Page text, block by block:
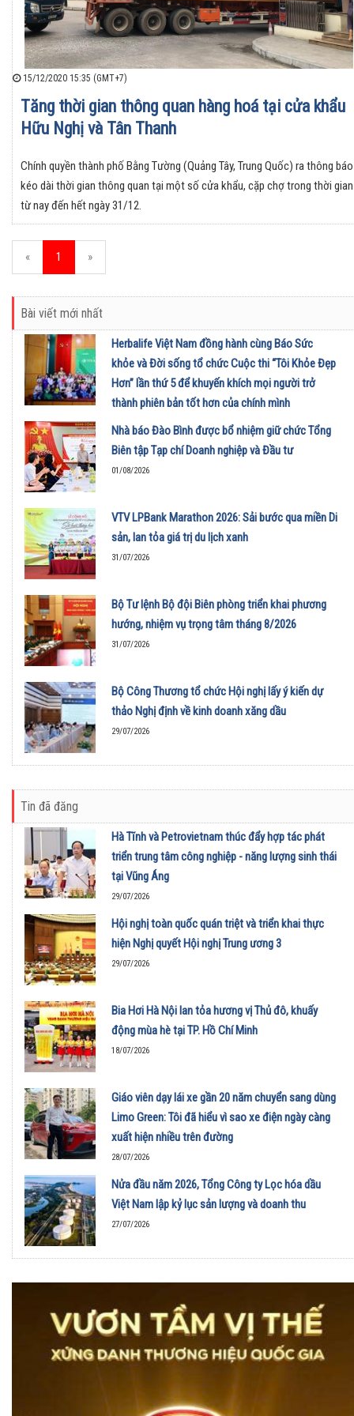
15/12/2020 15:35 (GMT+7)
Tăng thời gian thông quan hàng hoá tại cửa khẩu
Hữu Nghị và Tân Thanh
Chính quyền thành phố Bằng Tường (Quảng Tây, Trung Quốc) ra thông báo
kéo dài thời gian thông quan tại một số cửa khẩu, cặp chợ trong thời gian
từ nay đến hết ngày 31/12.
« 1 »
Bài viết mới nhất
Herbalife Việt Nam đồng hành cùng Báo Sức
khỏe và Đời sống tổ chức Cuộc thi “Tôi Khỏe Đẹp
Hơn” lần thứ 5 để khuyến khích mọi người trở
thành phiên bản tốt hơn của chính mình
01/08/2026
Nhà báo Đào Bình được bổ nhiệm giữ chức Tổng
Biên tập Tạp chí Doanh nghiệp và Đầu tư
01/08/2026
VTV LPBank Marathon 2026: Sải bước qua miền Di
sản, lan tỏa giá trị du lịch xanh
31/07/2026
Bộ Tư lệnh Bộ đội Biên phòng triển khai phương
hướng, nhiệm vụ trọng tâm tháng 8/2026
31/07/2026
Bộ Công Thương tổ chức Hội nghị lấy ý kiến dự
thảo Nghị định về kinh doanh xăng dầu
29/07/2026
Tin đã đăng
Hà Tĩnh và Petrovietnam thúc đẩy hợp tác phát
triển trung tâm công nghiệp - năng lượng sinh thái
tại Vũng Áng
29/07/2026
Hội nghị toàn quốc quán triệt và triển khai thực
hiện Nghị quyết Hội nghị Trung ương 3
29/07/2026
Bia Hơi Hà Nội lan tỏa hương vị Thủ đô, khuấy
động mùa hè tại TP. Hồ Chí Minh
18/07/2026
Giáo viên dạy lái xe gần 20 năm chuyển sang dùng
Limo Green: Tôi đã hiểu vì sao xe điện ngày càng
xuất hiện nhiều trên đường
28/07/2026
Nửa đầu năm 2026, Tổng Công ty Lọc hóa dầu
Việt Nam lập kỷ lục sản lượng và doanh thu
27/07/2026